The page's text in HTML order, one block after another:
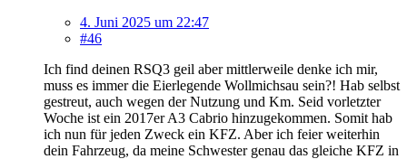
4. Juni 2025 um 22:47
#46
Ich find deinen RSQ3 geil aber mittlerweile denke ich mir,
muss es immer die Eierlegende Wollmichsau sein?! Hab selbst
gestreut, auch wegen der Nutzung und Km. Seid vorletzter
Woche ist ein 2017er A3 Cabrio hinzugekommen. Somit hab
ich nun für jeden Zweck ein KFZ. Aber ich feier weiterhin
dein Fahrzeug, da meine Schwester genau das gleiche KFZ in